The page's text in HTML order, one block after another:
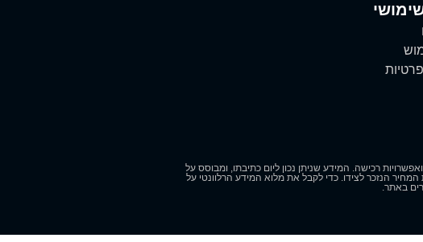
רכישה. המידע שניתן נכון ליום כתיבתו, ומבוסס על
הנזכר לצידו. כדי לקבל את מלוא המידע הרלוונטי על
באתר.